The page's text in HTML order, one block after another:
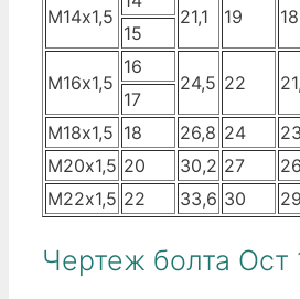
М14х1,5 21,1 19
15
М16х1,5
16
24,5 22
17
М18х1,5 18 26,8 24
М20х1,5 20 30,2 27
М22х1,5 22 33,6 30
Чертеж болта Ост